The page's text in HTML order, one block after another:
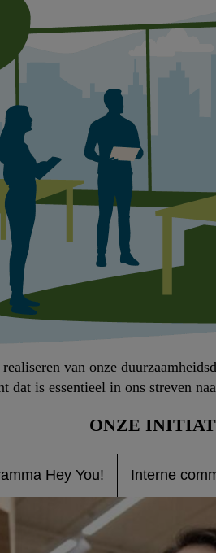
van onze
dat is essentieel in ons streven
ONZE
Hey You! Interne